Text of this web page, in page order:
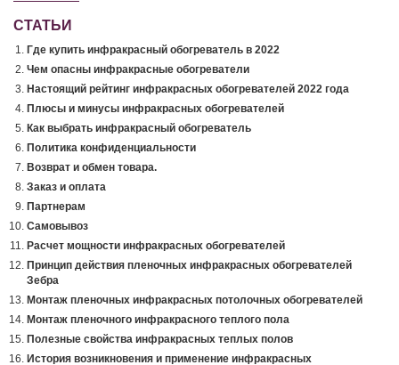
СТАТЬИ
Где купить инфракрасный обогреватель в 2022
Чем опасны инфракрасные обогреватели
Настоящий рейтинг инфракрасных обогревателей 2022 года
Плюсы и минусы инфракрасных обогревателей
Как выбрать инфракрасный обогреватель
Политика конфиденциальности
Возврат и обмен товара.
Заказ и оплата
Партнерам
Самовывоз
Расчет мощности инфракрасных обогревателей
Принцип действия пленочных инфракрасных обогревателей
Зебра
Монтаж пленочных инфракрасных потолочных обогревателей
Монтаж пленочного инфракрасного теплого пола
Полезные свойства инфракрасных теплых полов
История возникновения и применение инфракрасных